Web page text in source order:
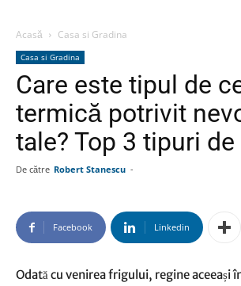
Acasă Casa si Gradina
Casa si Gradina
Care este tipul de
termică potrivit
tale? Top 3 tipuri
De către Robert Stanescu -
Facebook Linkedin
Odată cu venirea frigului, regine aceeași